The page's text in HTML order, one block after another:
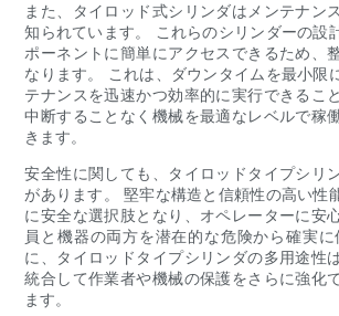
また、タイロッド式シリンダはメンテナン
知られています。 これらのシリンダーの設
ポーネントに簡単にアクセスできるため、
なります。 これは、ダウンタイムを最小限
テナンスを迅速かつ効率的に実行できるこ
中断することなく機械を最適なレベルで稼
きます。
安全性に関しても、タイロッドタイプシリ
があります。 堅牢な構造と信頼性の高い性
に安全な選択肢となり、オペレーターに安
員と機器の両方を潜在的な危険から確実
に、タイロッドタイプシリンダの多用途性
統合して作業者や機械の保護をさらに強化
ます。